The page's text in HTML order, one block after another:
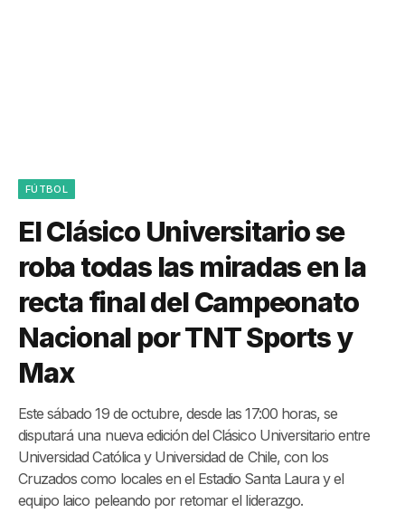
FÚTBOL
El Clásico Universitario se
roba todas las miradas en la
recta final del Campeonato
Nacional por TNT Sports y
Max
Este sábado 19 de octubre, desde las 17:00 horas, se
disputará una nueva edición del Clásico Universitario entre
Universidad Católica y Universidad de Chile, con los
Cruzados como locales en el Estadio Santa Laura y el
equipo laico peleando por retomar el liderazgo.